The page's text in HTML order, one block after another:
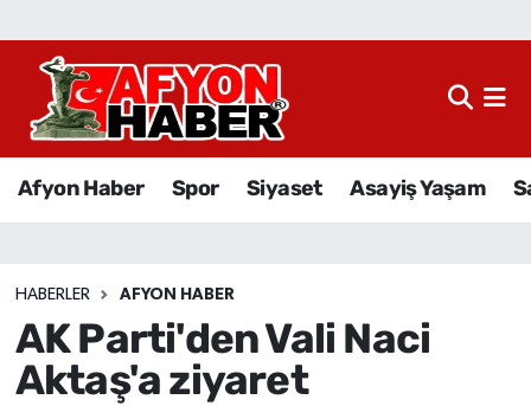
Afyon Haber Spor Siyaset Asayiş Yaşam
HABERLER AFYON HABER
AK Parti'den Vali Naci
Aktaş'a ziyaret
Afyon Haber
Sağlık
Eğitim